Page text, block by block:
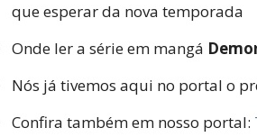
que esperar da nova temporada
Onde ler a série em mangá
Nós já tivemos aqui no portal o
Confira também em nosso portal: